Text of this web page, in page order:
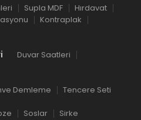
Supla MDF
Hırdavat
Kontraplak
Duvar Saatleri
Demleme Tencere Seti
Soslar Sirke